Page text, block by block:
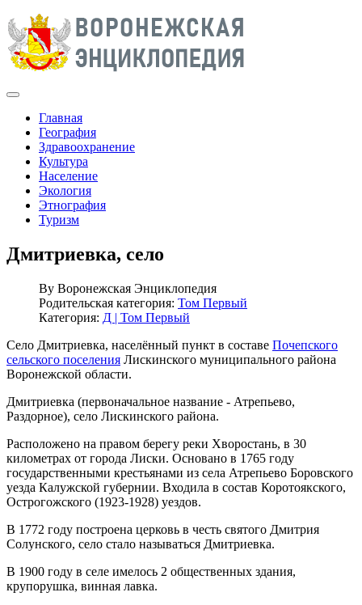
Главная
География
Здравоохранение
Культура
Население
Экология
Этнография
Туризм
Дмитриевка, село
By Воронежская Энциклопедия
Родительская категория: Том Первый
Категория: Д | Том Первый
Село Дмитриевка, населённый пункт в составе Почепского
сельского поселения Лискинского муниципального района
Воронежской области.
Дмитриевка (первоначальное название - Атрепьево,
Раздорное), село Лискинского района.
Расположено на правом берегу реки Хворостань, в 30
километрах от города Лиски. Основано в 1765 году
государственными крестьянами из села Атрепьево Боровского
уезда Калужской губернии. Входила в состав Коротоякского,
Острогожского (1923-1928) уездов.
В 1772 году построена церковь в честь святого Дмитрия
Солунского, село стало называться Дмитриевка.
В 1900 году в селе имелось 2 общественных здания,
крупорушка, винная лавка.